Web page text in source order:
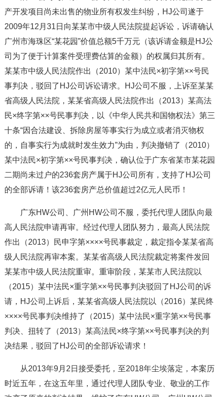
产开发项目尚未出售的物业所有权发生纠纷，HJ公司遂于
2009年12月31日向某某市中级人民法院提起诉讼，诉请确认
广州市海珠区“某花园”价值总额5千万元（该诉请金额是HJ公
司为了便于计算案件受理费估算的金额）的权属归其所有。
某某市中级人民法院作出（2010）某中法民×初字第××号民
事判决，驳回了HJ公司诉讼请求。HJ公司不服，上诉至某某
省高级人民法院，某某省高级人民法院作出（2013）某高法
民×终字第××号民事判决，以《中华人民共和国物权法》第三
十条“因合法建设、拆除房屋等事实行为成立或者消灭物权
的，自事实行为成就时发生效力”为由，判决撤销了（2010）
某中法民×初字第××号民事判决，确认位于广东省某市某花园
二期尚未过户的236套房产属于HJ公司所有，支持了HJ公司
的全部诉请！该236套房产总价值超过2亿元人民币！
广东HW公司、广州HW公司不服，委托代理人团队向最
高人民法院申请再审。经过代理人团队努力，最高人民法院
作出（2013）民申字第××××号民事裁定，裁定指令某某省高
级人民法院再审本案。某某省高级人民法院裁定将案件发回
某某市中级人民法院重审。重审阶段，某某市人民法院以
（2015）某中法民×重字第××号民事判决驳回了HJ公司的诉
请，HJ公司上诉后，某某省高级人民法院以（2016）某民终
××××号民事判决维持了（2015）某中法民×重字第××号民事
判决、扭转了（2013）某高法民×终字第××号民事判决的判
决结果，驳回了HJ公司的全部诉讼请求！
从2013年9月2日接受委托，至2018年尘埃落定，本案历
时近五年，在这五年里，通过代理人团队专业、敬业的工作